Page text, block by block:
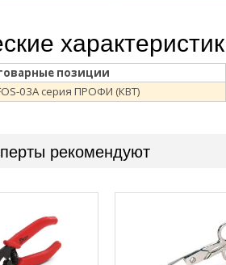
позиции
03A серия ПРОФИ (КВТ)
рекомендуют